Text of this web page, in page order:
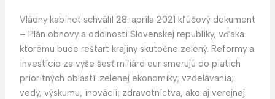
Vládny kabinet schválil 28. apríla 2021 kľúčový dokument
– Plán obnovy a odolnosti Slovenskej republiky, vďaka
ktorému bude reštart krajiny skutočne zelený. Reformy a
investície za vyše šesť miliárd eur smerujú do piatich
prioritných oblastí: zelenej ekonomiky; vzdelávania;
vedy, výskumu, inovácií; zdravotníctva, ako aj verejnej